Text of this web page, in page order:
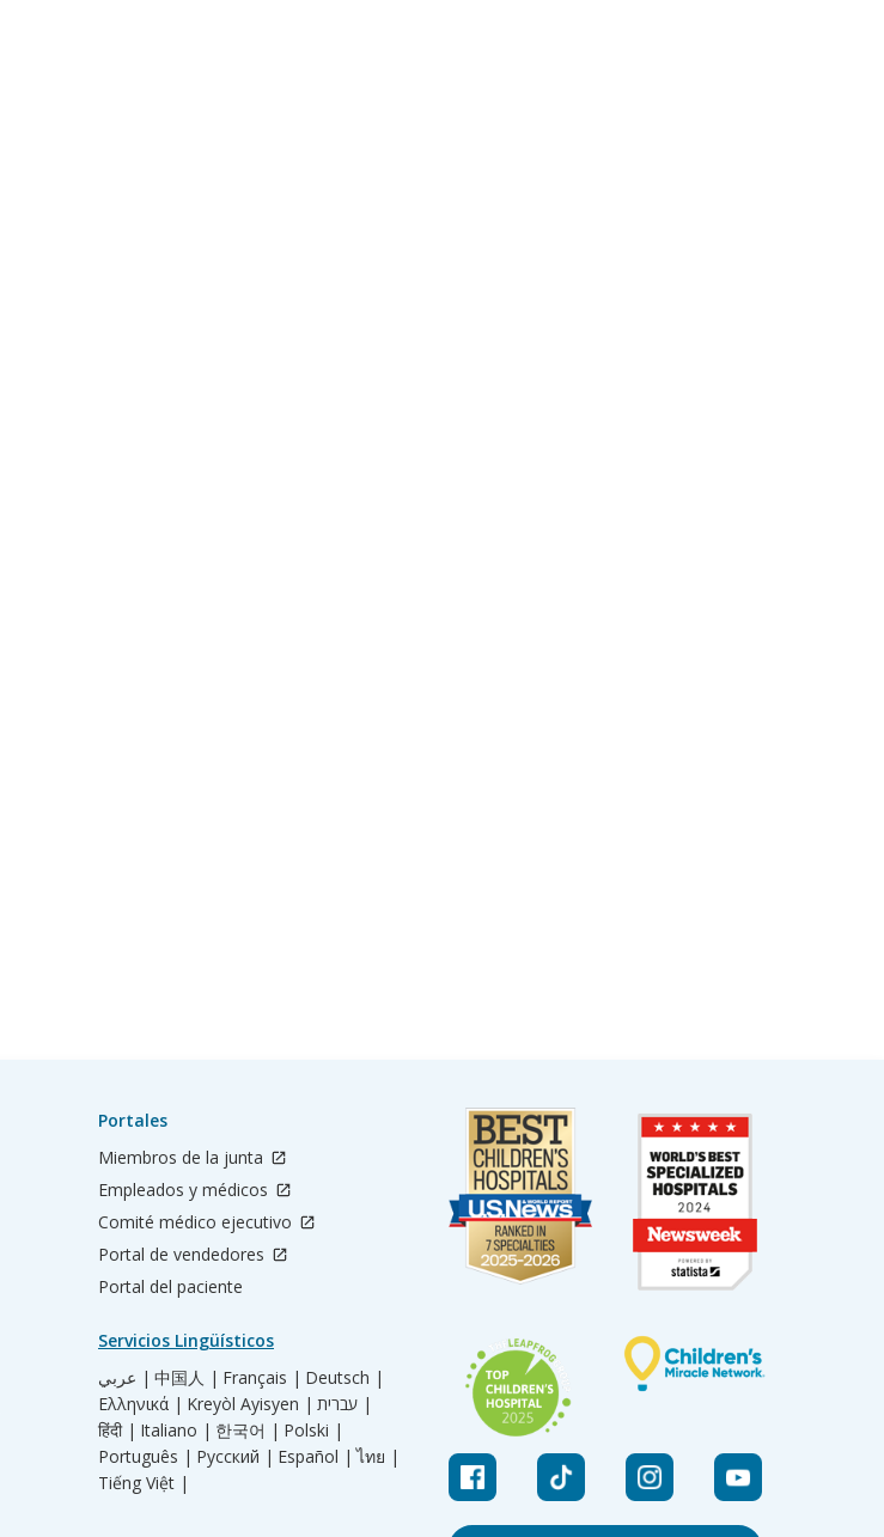
Portales
Miembros de la junta
Empleados y médicos
Comité médico ejecutivo
Portal de vendedores
Portal del paciente
Servicios Lingüísticos
عربي | 中国人 | Français | Deutsch |
Ελληνικά | Kreyòl Ayisyen |
עברית |
हिंदी | Italiano | 한국어 | Polski |
Português | Русский | Español | ไทย |
Tiếng Việt |